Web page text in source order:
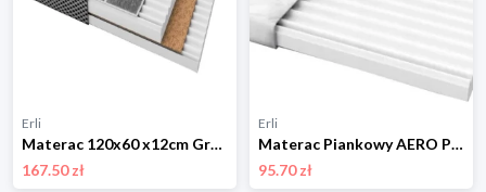
Erli
Materac 120x60 x12cm Gryka Pianka Kokos AERO PREMIUM LUX Strefowy Modułowy
167.50 zł
Erli
Materac Piankowy AERO PREMIUM 160 x 80 x 6 cm Nawierzchniowy Topper
95.70 zł